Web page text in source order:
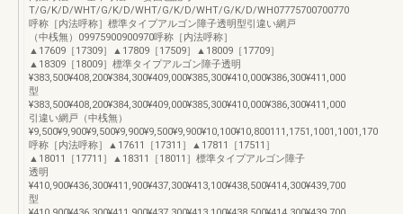
T/G/K/D/WHT/G/K/D/WHT/G/K/D/WHT/G/K/D/WH07775700700770
呼称［内法呼称］標準タイプアルゴン障子透明型引違い網戸
（中桟無）09975900900970呼称［内法呼称］
▲17609［17309］▲17809［17509］▲18009［17709］
▲18309［18009］標準タイプアルゴン障子透明
¥383,500¥408,200¥384,300¥409,000¥385,300¥410,000¥386,300¥411,000
型
¥383,500¥408,200¥384,300¥409,000¥385,300¥410,000¥386,300¥411,000
引違い網戸（中桟無）
¥9,500¥9,900¥9,500¥9,900¥9,500¥9,900¥10,100¥10,800111,1751,1001,1001,170
呼称［内法呼称］▲17611［17311］▲17811［17511］
▲18011［17711］▲18311［18011］標準タイプアルゴン障子
透明
¥410,900¥436,300¥411,900¥437,300¥413,100¥438,500¥414,300¥439,700
型